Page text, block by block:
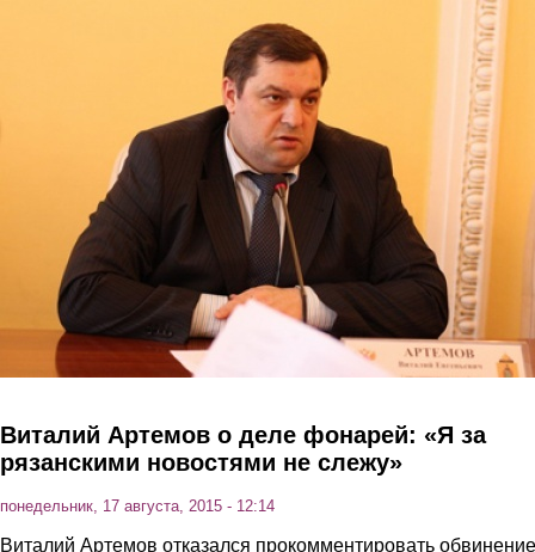
Виталий Артемов о деле фонарей: «Я за
рязанскими новостями не слежу»
понедельник, 17 августа, 2015 - 12:14
Виталий Артемов отказался прокомментировать обвинение